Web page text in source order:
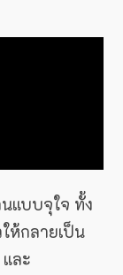
แบบจุใจ ทั้ง
ห้กลายเป็น
ละ